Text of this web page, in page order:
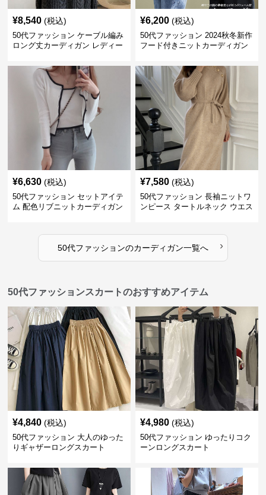
¥8,540 (税込)
50代ファッション ケーブル編み
ロング丈カーディガン レディー
¥6,200 (税込)
50代ファッション 2024秋冬新作
フード付きニットカーディガン
¥6,630 (税込)
50代ファッション セットアイテ
ム 配色リブニットカーディガン
¥7,580 (税込)
50代ファッション 長袖ニットワ
ンピース タートルネック ウエス
50代ファッションのカーディガン一覧へ ›
50代ファッションスカートのおすすめアイテム
¥4,840 (税込)
50代ファッション 大人のゆった
りギャザーロングスカート
¥4,980 (税込)
50代ファッション ゆったりコク
ーンロングスカート